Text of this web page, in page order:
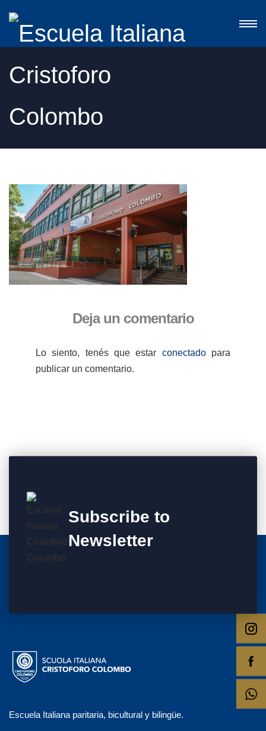
Deja un comentario
Lo siento, tenés que estar conectadopara
publicar un comentario.
Subscribe to
Newsletter
Escuela Italiana paritaria, bicultural y bilingüe.